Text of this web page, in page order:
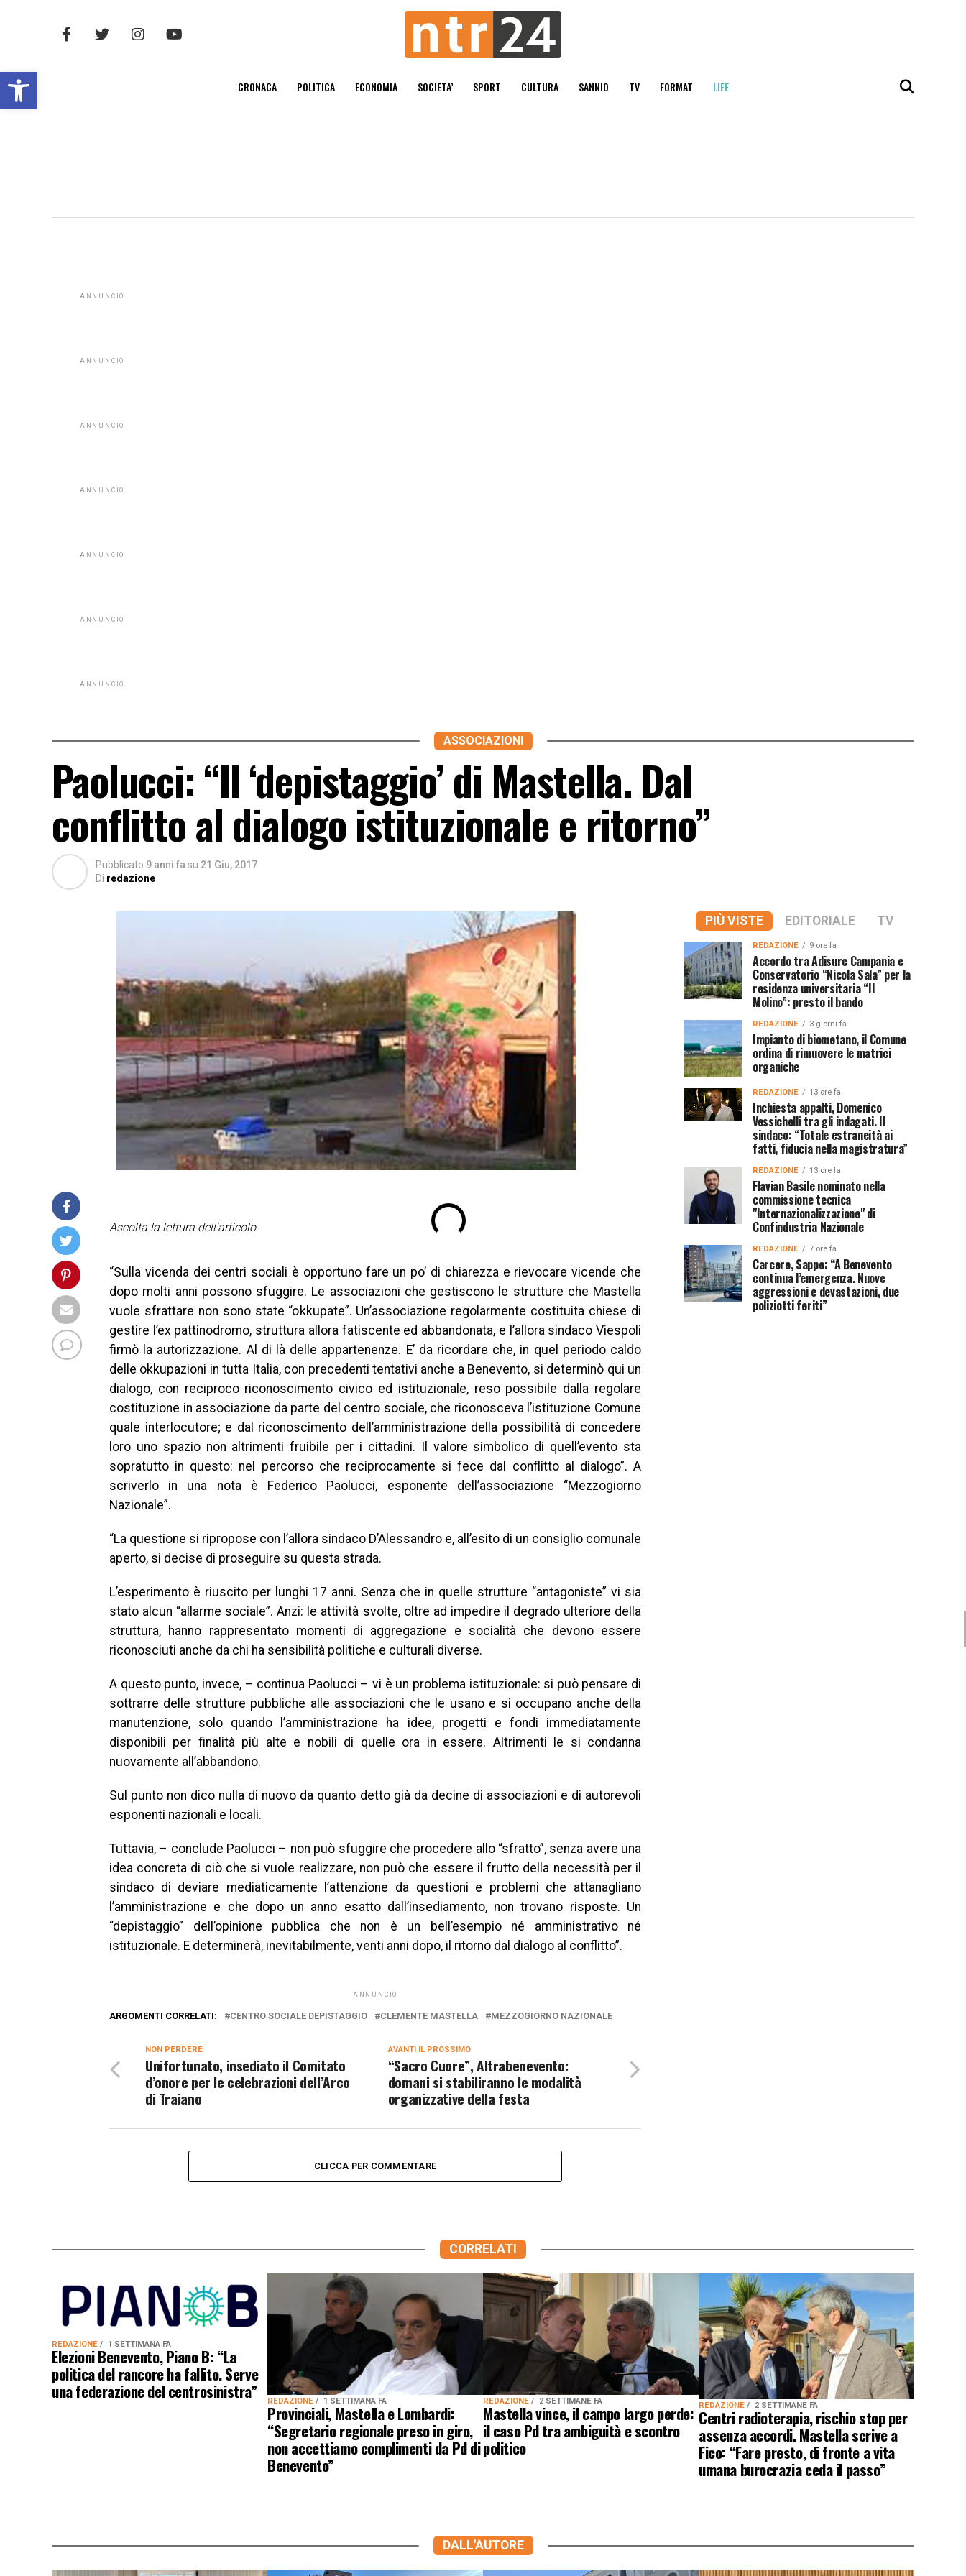
Open toolbar CRONACA POLITICA ECONOMIA SOCIETA’ SPORT CULTURA SANNIO TV FORMAT LIFE
ANNUNCIO
ANNUNCIO
ANNUNCIO
ANNUNCIO
ANNUNCIO
ANNUNCIO
ANNUNCIO
ASSOCIAZIONI
Paolucci: “Il ‘depistaggio’ di Mastella. Dal
conflitto al dialogo istituzionale e ritorno”
Pubblicato 9 anni fa su 21 Giu, 2017
Di redazione
Ascolta la lettura dell'articolo
“Sulla vicenda dei centri sociali è opportuno fare un po’ di chiarezza e rievocare vicende che
dopo molti anni possono sfuggire. Le associazioni che gestiscono le strutture che Mastella
vuole sfrattare non sono state “okkupate”. Un’associazione regolarmente costituita chiese di
gestire l’ex pattinodromo, struttura allora fatiscente ed abbandonata, e l’allora sindaco Viespoli
firmò la autorizzazione. Al di là delle appartenenze. E’ da ricordare che, in quel periodo caldo
delle okkupazioni in tutta Italia, con precedenti tentativi anche a Benevento, si determinò qui un
dialogo, con reciproco riconoscimento civico ed istituzionale, reso possibile dalla regolare
costituzione in associazione da parte del centro sociale, che riconosceva l’istituzione Comune
quale interlocutore; e dal riconoscimento dell’amministrazione della possibilità di concedere
loro uno spazio non altrimenti fruibile per i cittadini. Il valore simbolico di quell’evento sta
sopratutto in questo: nel percorso che reciprocamente si fece dal conflitto al dialogo”. A
scriverlo in una nota è Federico Paolucci, esponente dell’associazione “Mezzogiorno
Nazionale”.
“La questione si ripropose con l’allora sindaco D’Alessandro e, all’esito di un consiglio comunale
aperto, si decise di proseguire su questa strada.
L’esperimento è riuscito per lunghi 17 anni. Senza che in quelle strutture “antagoniste” vi sia
stato alcun “allarme sociale”. Anzi: le attività svolte, oltre ad impedire il degrado ulteriore della
struttura, hanno rappresentato momenti di aggregazione e socialità che devono essere
riconosciuti anche da chi ha sensibilità politiche e culturali diverse.
A questo punto, invece, – continua Paolucci – vi è un problema istituzionale: si può pensare di
sottrarre delle strutture pubbliche alle associazioni che le usano e si occupano anche della
manutenzione, solo quando l’amministrazione ha idee, progetti e fondi immediatamente
disponibili per finalità più alte e nobili di quelle ora in essere. Altrimenti le si condanna
nuovamente all’abbandono.
Sul punto non dico nulla di nuovo da quanto detto già da decine di associazioni e di autorevoli
esponenti nazionali e locali.
Tuttavia, – conclude Paolucci – non può sfuggire che procedere allo “sfratto”, senza avere una
idea concreta di ciò che si vuole realizzare, non può che essere il frutto della necessità per il
sindaco di deviare mediaticamente l’attenzione da questioni e problemi che attanagliano
l’amministrazione e che dopo un anno esatto dall’insediamento, non trovano risposte. Un
“depistaggio” dell’opinione pubblica che non è un bell’esempio né amministrativo né
istituzionale. E determinerà, inevitabilmente, venti anni dopo, il ritorno dal dialogo al conflitto”.
ANNUNCIO
ARGOMENTI CORRELATI: CENTRO SOCIALE DEPISTAGGIO CLEMENTE MASTELLA MEZZOGIORNO NAZIONALE
AVANTI IL ​​PROSSIMO
“Sacro Cuore”, Altrabenevento:
domani si stabiliranno le modalità
organizzative della festa
NON PERDERE
Unifortunato, insediato il Comitato
d’onore per le celebrazioni dell’Arco
di Traiano
CLICCA PER COMMENTARE
PIÙ VISTE EDITORIALE TV
REDAZIONE 9 ore fa
Accordo tra Adisurc Campania e
Conservatorio “Nicola Sala” per la
residenza universitaria “Il
Molino”: presto il bando
REDAZIONE 3 giorni fa
Impianto di biometano, il Comune
ordina di rimuovere le matrici
organiche
REDAZIONE 13 ore fa
Inchiesta appalti, Domenico
Vessichelli tra gli indagati. Il
sindaco: “Totale estraneità ai
fatti, fiducia nella magistratura”
REDAZIONE 13 ore fa
Flavian Basile nominato nella
commissione tecnica
"Internazionalizzazione" di
Confindustria Nazionale
REDAZIONE 7 ore fa
Carcere, Sappe: “A Benevento
continua l’emergenza. Nuove
aggressioni e devastazioni, due
poliziotti feriti”
CORRELATI
REDAZIONE 1 SETTIMANA FA
Elezioni Benevento, Piano B: “La
politica del rancore ha fallito. Serve
una federazione del centrosinistra” REDAZIONE 1 SETTIMANA FA
Provinciali, Mastella e Lombardi:
“Segretario regionale preso in giro,
non accettiamo complimenti da Pd di
Benevento”
REDAZIONE 2 SETTIMANE FA
Mastella vince, il campo largo perde:
il caso Pd tra ambiguità e scontro
politico
REDAZIONE 2 SETTIMANE FA
Centri radioterapia, rischio stop per
assenza accordi. Mastella scrive a
Fico: “Fare presto, di fronte a vita
umana burocrazia ceda il passo”
DALL'AUTORE